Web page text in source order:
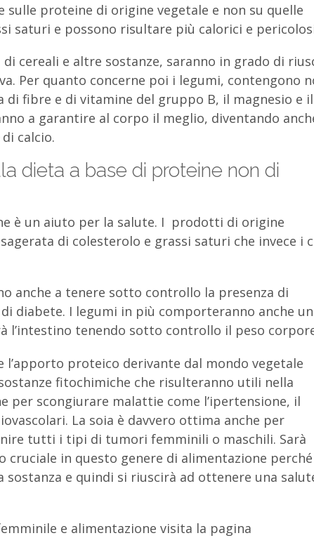
sulle proteine di origine vegetale e non su quelle
saturi e possono risultare più calorici e
cereali e altre sostanze, saranno in grado di
Per quanto concerne poi i legumi, contengono
di fibre e di vitamine del gruppo B, il magnesio e il
a garantire al corpo il meglio, diventando
calcio.
dieta a base di proteine non di
è un aiuto per la salute. I prodotti di origine
di colesterolo e grassi saturi che invece i
anche a tenere sotto controllo la presenza di
diabete. I legumi in più comporteranno anche un
l’intestino tenendo sotto controllo il peso
l’apporto proteico derivante dal mondo vegetale
fitochimiche che risulteranno utili nella
per scongiurare malattie come l’ipertensione, il
La soia è davvero ottima anche per
tutti i tipi di tumori femminili o maschili. Sarà
cruciale in questo genere di alimentazione
e quindi si riuscirà ad ottenere una
e alimentazione visita la pagina